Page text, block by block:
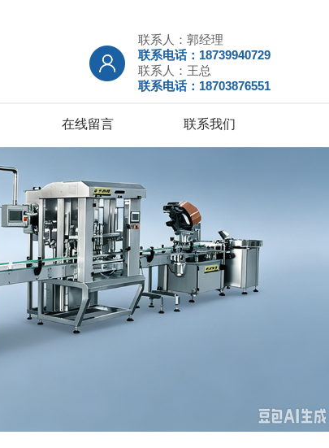
联系人：郭经理
联系电话：18739940729
联系人：王总
联系电话：18703876551
在线留言 联系我们